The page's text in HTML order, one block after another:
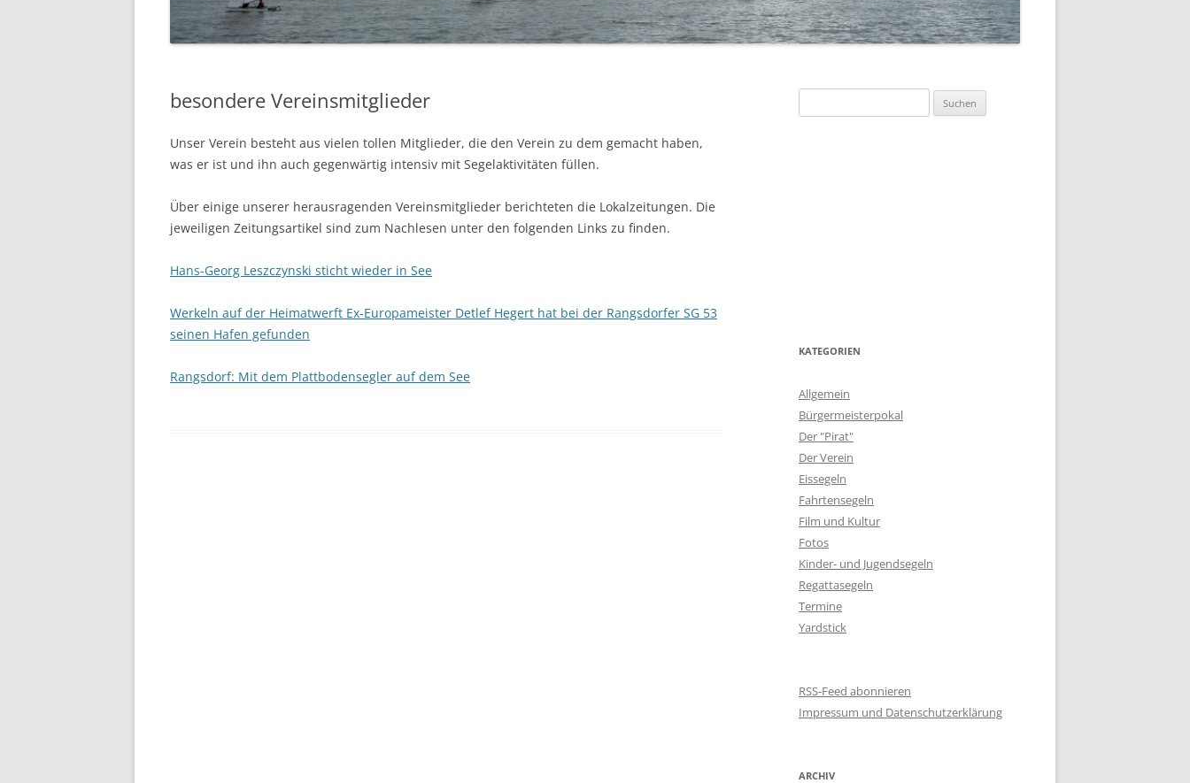
BÜRGERMEISTERPOKAL 2019
BÜRGERMEISTERPOKAL 2016
BÜRGERMEISTERPOKAL 2015
BÜRGERMEISTERPOKAL 2014 – 2.
TAG
SOMMERFLOTTILLE 2023 –
„DÄNEMARK-INSEL BORNHOLM“
SOMMERFLOTTILLE 2016 –
07.06.2014 PFINGSTREGATTA
besondere Vereinsmitglieder
Unser Verein besteht aus vielen tollen Mitglieder, die den Verein zu dem gemacht haben,
was er ist und ihn auch gegenwärtig intensiv mit Segelaktivitäten füllen.
Über einige unserer herausragenden Vereinsmitglieder berichteten die Lokalzeitungen. Die
jeweiligen Zeitungsartikel sind zum Nachlesen unter den folgenden Links zu finden.
Hans-Georg Leszczynski sticht wieder in See
Werkeln auf der Heimatwerft Ex-Europameister Detlef Hegert hat bei der Rangsdorfer SG 53
seinen Hafen gefunden
Rangsdorf: Mit dem Plattbodensegler auf dem See
nach:
KATEGORIEN
Allgemein
Bürgermeisterpokal
Der "Pirat"
Der Verein
Eissegeln
Fahrtensegeln
Film und Kultur
Fotos
Kinder- und Jugendsegeln
Regattasegeln
Termine
Yardstick
RSS-Feed abonnieren
Impressum und Datenschutzerklärung
ARCHIV